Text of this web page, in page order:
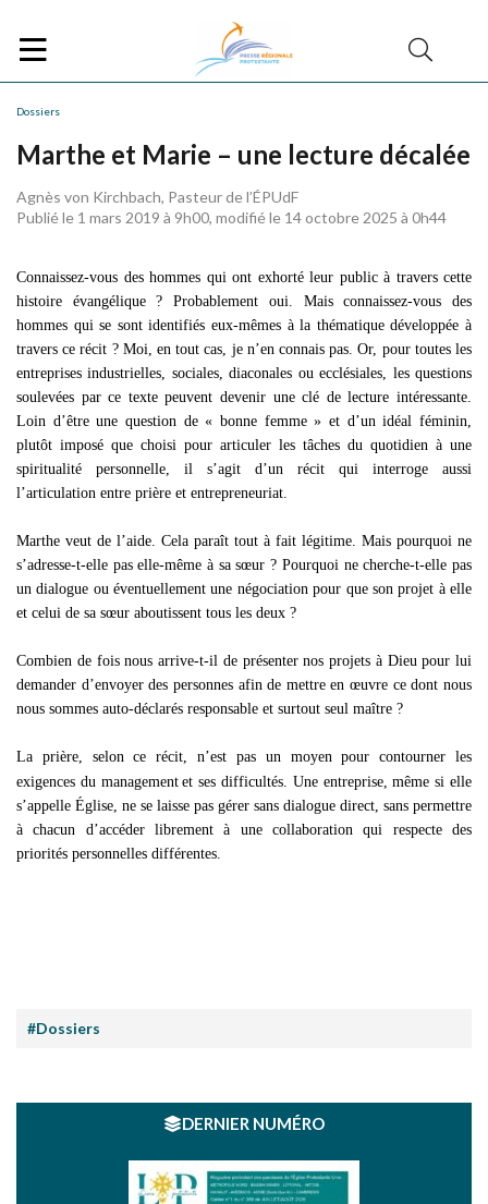
Dossiers
Marthe et Marie – une lecture décalée
Agnès von Kirchbach, Pasteur de l’ÉPUdF
Publié le 1 mars 2019 à 9h00, modifié le 14 octobre 2025 à 0h44
Connaissez-vous des hommes qui ont exhorté leur public à travers cette
histoire évangélique ? Probablement oui. Mais connaissez-vous des
hommes qui se sont identifiés eux-mêmes à la thématique développée à
travers ce récit ? Moi, en tout cas, je n’en connais pas. Or, pour toutes les
entreprises industrielles, sociales, diaconales ou ecclésiales, les questions
soulevées par ce texte peuvent devenir une clé de lecture intéressante.
Loin d’être une question de « bonne femme » et d’un idéal féminin,
plutôt imposé que choisi pour articuler les tâches du quotidien à une
spiritualité personnelle, il s’agit d’un récit qui interroge aussi
l’articulation entre prière et entrepreneuriat.
Marthe veut de l’aide. Cela paraît tout à fait légitime. Mais pourquoi ne
s’adresse-t-elle pas elle-même à sa sœur ? Pourquoi ne cherche-t-elle pas
un dialogue ou éventuellement une négociation pour que son projet à elle
et celui de sa sœur aboutissent tous les deux ?
Combien de fois nous arrive-t-il de présenter nos projets à Dieu pour lui
demander d’envoyer des personnes afin de mettre en œuvre ce dont nous
nous sommes auto-déclarés responsable et surtout seul maître ?
La prière, selon ce récit, n’est pas un moyen pour contourner les
exigences du management et ses difficultés. Une entreprise, même si elle
s’appelle Église, ne se laisse pas gérer sans dialogue direct, sans permettre
à chacun d’accéder librement à une collaboration qui respecte des
priorités personnelles différentes.
#Dossiers
DERNIER NUMÉRO